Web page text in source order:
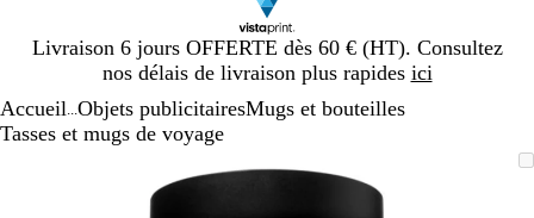
Livraison 6 jours OFFERTE dès 60 € (HT). Consultez
nos délais de livraison plus rapides ici
Diapositive
1
Accueil Objets publicitairesMugs et bouteilles
Tasses et mugs de voyage
zoomable